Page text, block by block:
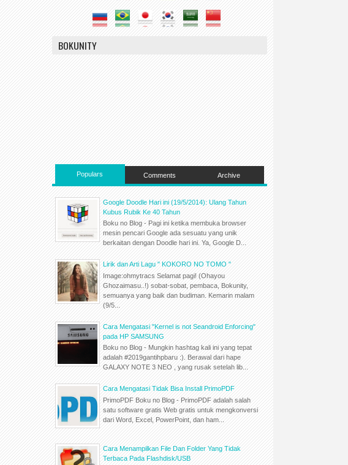
BOKUNITY
Populars Comments Archive
Google Doodle Hari ini (19/5/2014): Ulang Tahun
Kubus Rubik Ke 40 Tahun
Boku no Blog - Pagi ini ketika membuka browser
mesin pencari Google ada sesuatu yang unik
berkaitan dengan Doodle hari ini. Ya, Google D...
Lirik dan Arti Lagu " KOKORO NO TOMO "
Image:ohmytracs Selamat pagi! (Ohayou
Ghozaimasu..!) sobat-sobat, pembaca, Bokunity,
semuanya yang baik dan budiman. Kemarin malam
(9/5...
Cara Mengatasi "Kernel is not Seandroid Enforcing"
pada HP SAMSUNG
Boku no Blog - Mungkin hashtag kali ini yang tepat
adalah #2019gantihpbaru :). Berawal dari hape
GALAXY NOTE 3 NEO , yang rusak setelah lib...
Cara Mengatasi Tidak Bisa Install PrimoPDF
PrimoPDF Boku no Blog - PrimoPDF adalah salah
satu software gratis Web gratis untuk mengkonversi
dari Word, Excel, PowerPoint, dan ham...
Cara Menampilkan File Dan Folder Yang Tidak
Terbaca Pada Flashdisk/USB